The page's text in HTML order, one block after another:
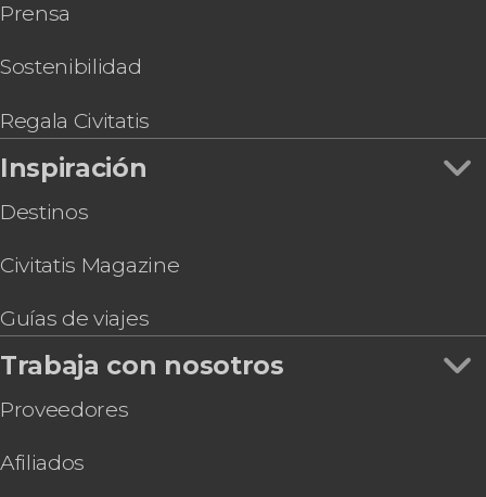
Prensa
Sostenibilidad
Regala Civitatis
Inspiración
Destinos
Civitatis Magazine
Guías de viajes
Trabaja con nosotros
Proveedores
Afiliados